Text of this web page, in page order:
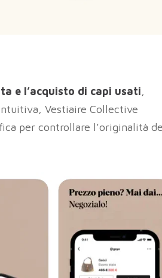
e l’acquisto di capi usati,
Vestiaire Collective
per controllare l’originalità